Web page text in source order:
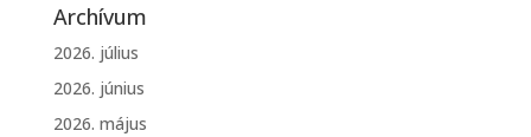
Archívum
2026. július
2026. június
2026. május